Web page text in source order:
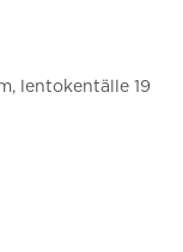
lentokentälle 19